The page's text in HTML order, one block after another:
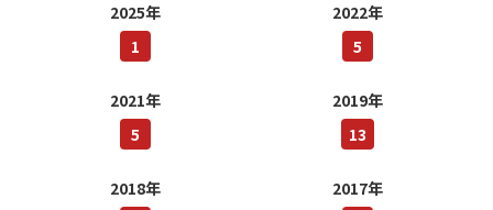
2025年
1
2022年
5
2021年
5
2019年
13
2018年
2017年